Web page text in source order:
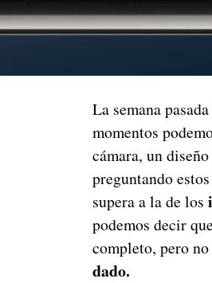
La semana pasada
momentos
cámara, un
preguntando
supera a la de los
podemos decir
completo, pero
dado.